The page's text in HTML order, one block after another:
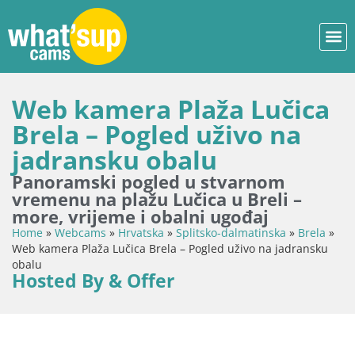
Web kamera Plaža Lučica
Brela – Pogled uživo na
jadransku obalu
Panoramski pogled u stvarnom
vremenu na plažu Lučica u Breli –
more, vrijeme i obalni ugođaj
Home » Webcams » Hrvatska » Splitsko-dalmatinska » Brela »
Web kamera Plaža Lučica Brela – Pogled uživo na jadransku
obalu
Hosted By & Offer